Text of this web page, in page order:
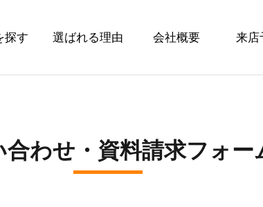
探す 選ばれる理由 会社概要 来店
合わせ・資料請求フォー